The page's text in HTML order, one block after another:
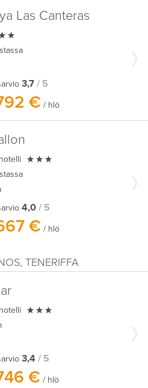
Las Canteras
3,7 / 5
€ / hlö

4,0 / 5
€ / hlö
TENERIFFA

3,4 / 5
€ / hlö